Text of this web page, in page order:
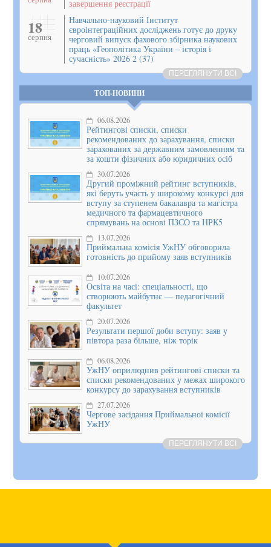
завершення реєстрації
18
серпня
Навчально-науковий Інститут
євроінтеграційних досліджень готує до друку
черговий випуск фахового збірника наукових
праць «Геополітика України – історія і
сучасність» 2026 2 (37)
ПЕРЕГЛЯНУТИ ВСІ
ТОП-НОВИНИ
06.08.2026
Рейтингові списки, списки
рекомендованих до зарахування, списки
зарахованих за державним замовленням та
за кошти фізичних або юридичних осіб
30.07.2026
Другий проміжний рейтинг вступників,
які беруть участь у широкому конкурсі для
вступу за ступенем бакалавра та магістра
медичного та фармацевтичного
спрямувань на основі ПЗСО та НРК5
13.07.2026
Приймальна комісія УжНУ обговорила
готовність до прийому заяв вступників
10.07.2026
Освіта на часі: спеціальності, що
створюють майбутнє — педагогічний
факультет
20.07.2026
Результати першої доби вступу: заяв у
півтора раза більше, ніж торік
06.08.2026
УжНУ оприлюднив рейтингові списки та
списки рекомендованих у межах широкого
конкурсу до зарахування вступників
27.07.2026
Чергове засідання Приймальної комісії
УжНУ
ПЕРЕГЛЯНУТИ ВСІ